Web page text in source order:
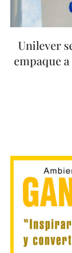
Unilever
empaque